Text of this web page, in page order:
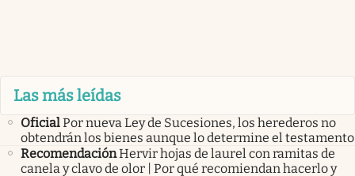
Las más leídas
OficialPor nueva Ley de Sucesiones, los herederos no
obtendrán los bienes aunque lo determine el testamento
RecomendaciónHervir hojas de laurel con ramitas de
canela y clavo de olor | Por qué recomiendan hacerlo y